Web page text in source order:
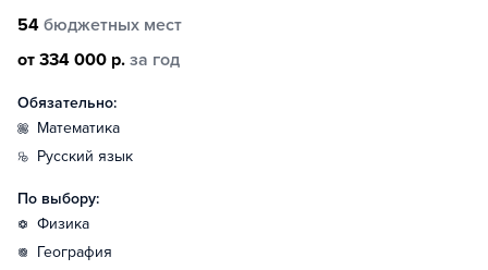
54 бюджетных мест
от 334 000 р. за год
Обязательно:
математика
русский язык
По выбору:
физика
география